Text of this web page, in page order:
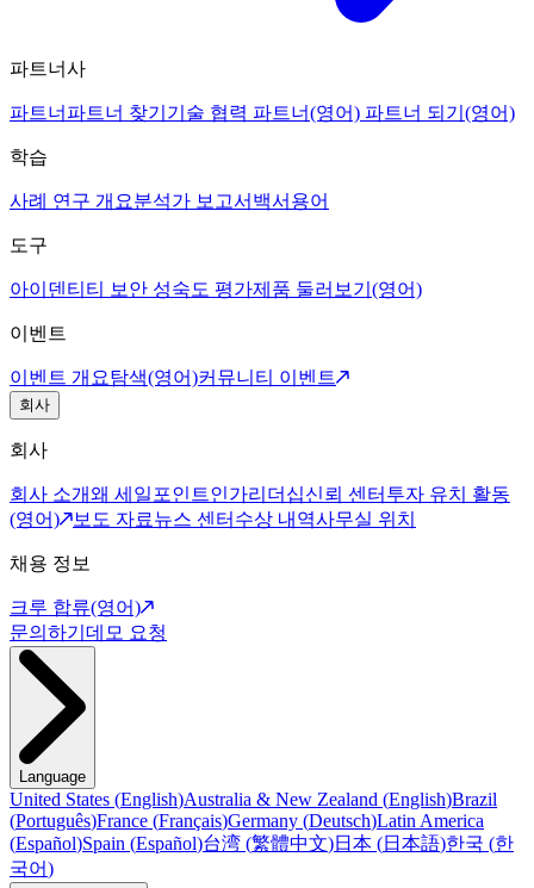
파트너사
파트너 파트너 찾기 기술 협력 파트너(영어) 파트너 되기(영어)
학습
사례 연구 개요분석가 보고서 백서 용어
도구
아이덴티티 보안 성숙도 평가제품 둘러보기(영어)
이벤트
이벤트 개요탐색(영어)커뮤니티 이벤트
회사
회사
회사 소개왜 세일포인트인가리더십신뢰 센터 투자 유치 활동
(영어)
보도 자료뉴스 센터 수상 내역사무실 위치
채용 정보
크루 합류(영어)
문의하기 데모 요청
Language
United States (English)Australia & New Zealand (English)Brazil
(Português)France (Français)Germany (Deutsch)Latin America
(Español)Spain (Español)台湾 (繁體中文)日本 (日本語)한국 (한
국어)